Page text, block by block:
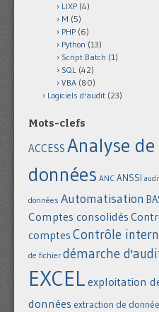
LIXP (4)
M (5)
PHP (6)
Python (13)
Script Batch (1)
SQL (42)
VBA (80)
Logiciels d'audit (23)
Mots-clefs
ACCESS Analyse de
données ANC ANSSI
données Automatisation
Comptes consolidés
comptes Contrôle
de fichier démarche
EXCEL exploitation
données extraction de